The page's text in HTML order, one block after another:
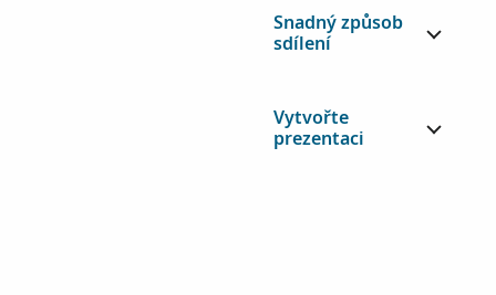
Snadný způsob
sdílení
Vytvořte
prezentaci